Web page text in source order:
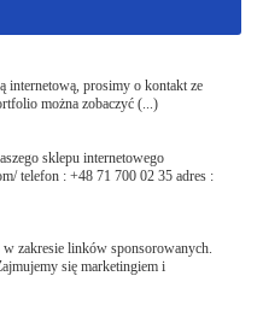
internetową, prosimy o kontakt ze
można zobaczyć (...)
sklepu internetowego
telefon : +48 71 700 02 35 adres :
zakresie linków sponsorowanych.
się marketingiem i